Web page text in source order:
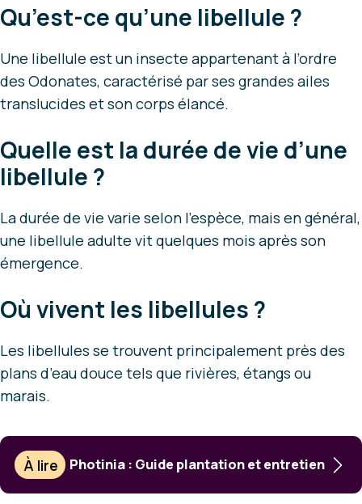
Qu’est-ce qu’une libellule ?
Une libellule est un insecte appartenant à l’ordre
des Odonates, caractérisé par ses grandes ailes
translucides et son corps élancé.
Quelle est la durée de vie d’une
libellule ?
La durée de vie varie selon l’espèce, mais en général,
une libellule adulte vit quelques mois après son
émergence.
Où vivent les libellules ?
Les libellules se trouvent principalement près des
plans d’eau douce tels que rivières, étangs ou
marais.
À lire Photinia : Guide plantation et entretien